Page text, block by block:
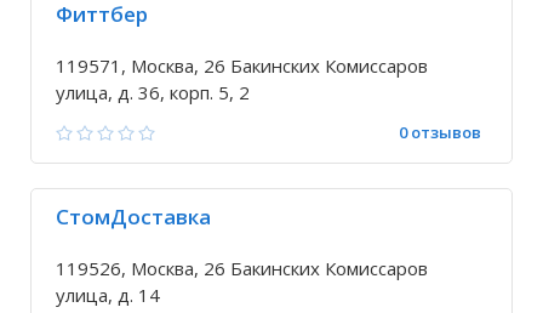
Фиттбер
119571, Москва, 26 Бакинских Комиссаров
улица, д. 36, корп. 5, 2
0 отзывов
СтомДоставка
119526, Москва, 26 Бакинских Комиссаров
улица, д. 14